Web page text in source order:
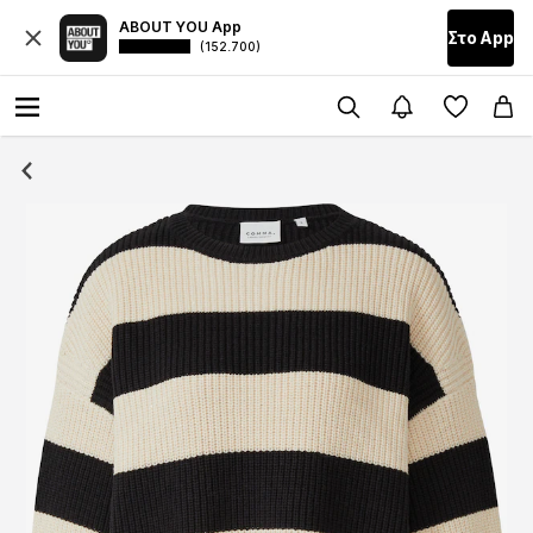
ABOUT YOU App
(152.700) Στο Αpp